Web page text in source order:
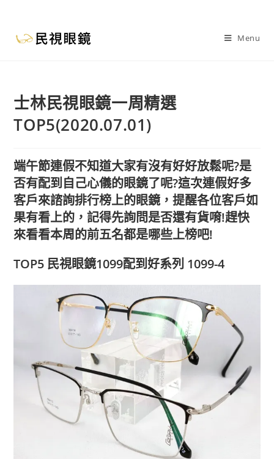
Menu
士林民視眼鏡一周精選
TOP5(2020.07.01)
端午節連假不知道大家有沒有好好放鬆呢?是
否有配到自己心儀的眼鏡了呢?這次連假好多
客戶來諮詢排行榜上的眼鏡，提醒各位客戶如
果有看上的，記得先詢問是否還有貨唷!趕快
來看看本周的前五名都是哪些上榜吧!
TOP5 民視眼鏡1099配到好系列 1099-4